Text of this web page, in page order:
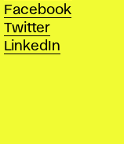
Facebook
Twitter
LinkedIn